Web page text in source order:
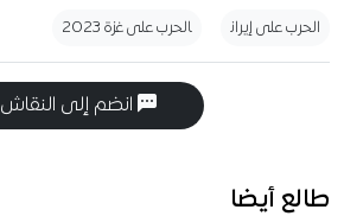
الحرب على إيران الحرب على غزة 2023
انضم إلى النقاش
طالع أيضا